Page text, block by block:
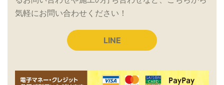
気軽にお問い合わせください！
LINE